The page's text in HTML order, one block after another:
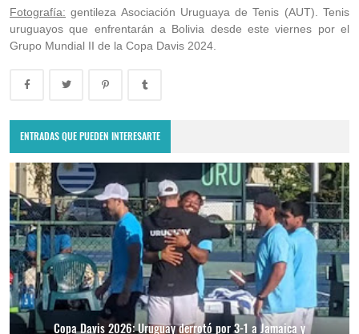
Fotografía: gentileza Asociación Uruguaya de Tenis (AUT). Tenis
uruguayos que enfrentarán a Bolivia desde este viernes por el
Grupo Mundial II de la Copa Davis 2024.
ENTRADAS QUE PUEDEN INTERESARTE
Copa Davis 2026: Uruguay derrotó por 3-1 a Jamaica y